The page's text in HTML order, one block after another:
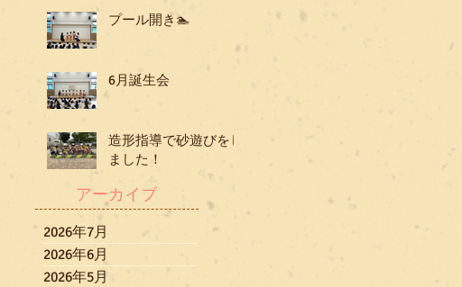
プール開き🏊
6月誕生会
造形指導で砂遊びをし
ました！
アーカイブ
2026年7月
2026年6月
2026年5月